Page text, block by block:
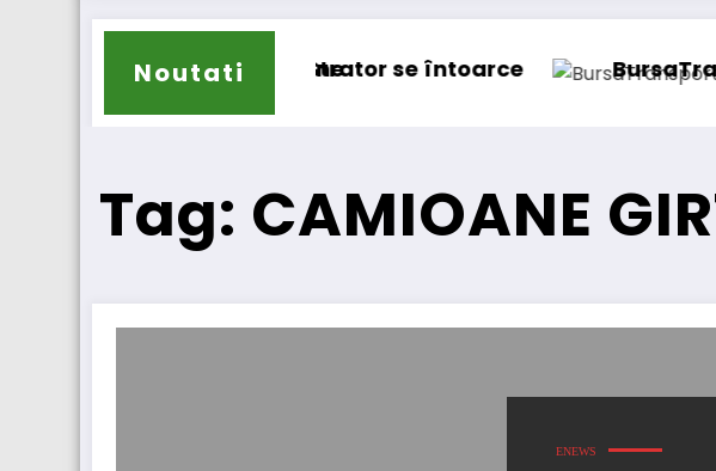
Noutati
camioane
IVECO Strator se întoarce BursaTransport/
Tag: CAMIOANE
ENEWS